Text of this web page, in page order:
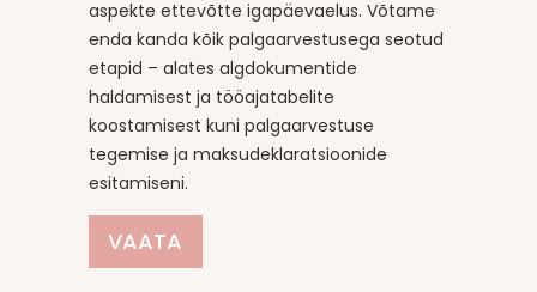
aspekte ettevõtte igapäevaelus. Võtame
enda kanda kõik palgaarvestusega seotud
etapid – alates algdokumentide
haldamisest ja tööajatabelite
koostamisest kuni palgaarvestuse
tegemise ja maksudeklaratsioonide
esitamiseni.
VAATA